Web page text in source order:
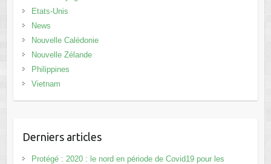
Etats-Unis
News
Nouvelle Calédonie
Nouvelle Zélande
Philippines
Vietnam
Derniers articles
Protégé : 2020 : le nord en période de Covid19 pour les